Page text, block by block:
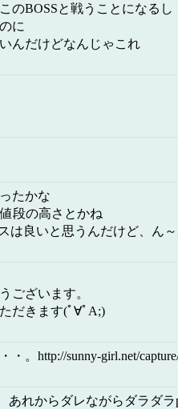
のBOSSと戦うことになるし
に
んだけどなんじゃこれ
たかな
段の高さとかね
は良いと思うんだけど、ん
ございます。
だきます(ﾟ∀ﾟA;)
。http://sunny-girl.net/
あれからダレながらダラダ